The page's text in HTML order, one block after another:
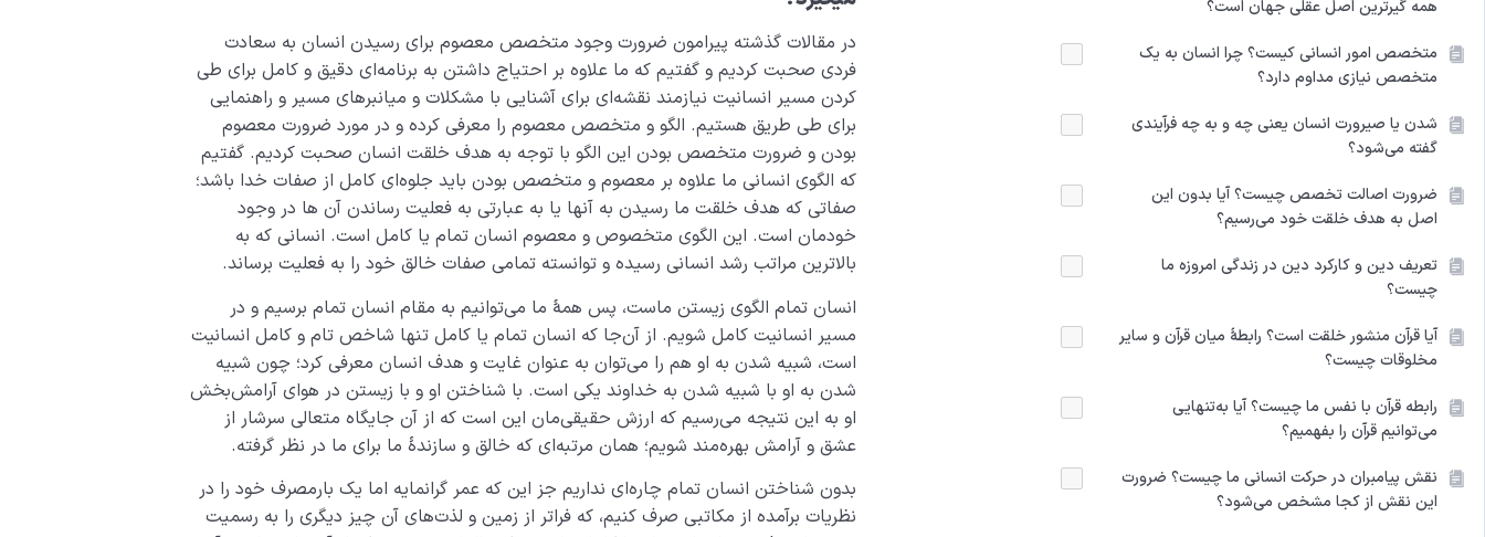
همه گیرترین اصل عقلی جهان است؟
متخصص امور انسانی کیست؟ چرا انسان به یک
متخصص نیازی مداوم دارد؟
شدن یا صیرورت انسان یعنی چه و به چه فرآیندی
گفته می‌شود؟
ضرورت اصالت تخصص چیست؟ آیا بدون این
اصل به هدف خلقت خود می‌رسیم؟
تعریف دین و کارکرد دین در زندگی امروزه ما
چیست؟
آیا قرآن منشور خلقت است؟ رابطۀ میان قرآن و سایر
مخلوقات چیست؟
رابطه قرآن با نفس ما چیست؟ آیا به‌تنهایی
می‌توانیم قرآن را بفهمیم؟
نقش پیامبران در حرکت انسانی ما چیست؟ ضرورت
این نقش از کجا مشخص می‌شود؟
در مقالات گذشته پیرامون ضرورت وجود متخصص معصوم برای رسیدن انسان به سعادت
فردی صحبت کردیم و گفتیم که ما علاوه بر احتیاج داشتن به برنامه‌ای دقیق و کامل برای طی
کردن مسیر انسانیت نیازمند نقشه‌ای برای آشنایی با مشکلات و میانبرهای مسیر و راهنمایی
برای طی طریق هستیم. الگو و متخصص معصوم را معرفی کرده و در مورد ضرورت معصوم
بودن و ضرورت متخصص بودن این الگو با توجه به هدف خلقت انسان صحبت کردیم. گفتیم
که الگوی انسانی ما علاوه بر معصوم و متخصص بودن باید جلوه‌ای کامل از صفات خدا باشد؛
صفاتی که هدف خلقت ما رسیدن به آنها یا به عبارتی به فعلیت رساندن آن ها در وجود
خودمان است. این الگوی متخصوص و معصوم انسان تمام یا کامل است. انسانی که به
بالاترین مراتب رشد انسانی رسیده و توانسته تمامی صفات خالق خود را به فعلیت برساند.
انسان تمام الگوی زیستن ماست، پس همۀ ما می‌توانیم به مقام انسان تمام برسیم و در
مسیر انسانیت کامل شویم. از آن‌جا که انسان تمام یا کامل تنها شاخص تام و کامل انسانیت
است، شبیه شدن به او هم را می‌توان به عنوان غایت و هدف انسان معرفی کرد؛ چون شبیه
شدن به او با شبیه شدن به خداوند یکی است. با شناختن او و با زیستن در هوای آرامش‌بخش
او به این نتیجه می‌رسیم که ارزش حقیقی‌مان این است که از آن جایگاه متعالی سرشار از
عشق و آرامش بهره‌مند شویم؛ همان مرتبه‌ای که خالق و سازندۀ ما برای ما در نظر گرفته.
بدون شناختن انسان تمام چاره‌ای نداریم جز این که عمر گرانمایه اما یک بارمصرف خود را در
نظریات برآمده از مکاتبی صرف کنیم، که فراتر از زمین و لذت‌های آن چیز دیگری را به رسمیت